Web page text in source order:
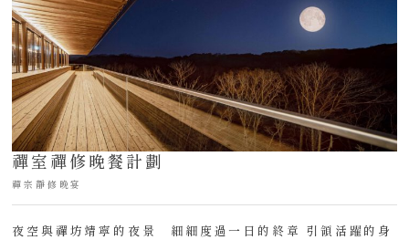
禪室禪修晚餐計劃
禪宗靜修晚宴
夜空與禪坊靖寧的夜景 細細度過一日的終章 引領活躍的身